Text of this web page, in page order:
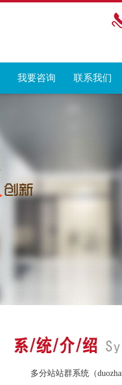
我要咨询 联系我们
多分站站群系统（